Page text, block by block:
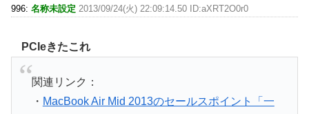
996: 名称未設定 2013/09/24(火) 22:09:14.50 ID:aXRT2O0r0
PCIeきたこれ
関連リンク：
・ MacBook Air Mid 2013のセールスポイント「一